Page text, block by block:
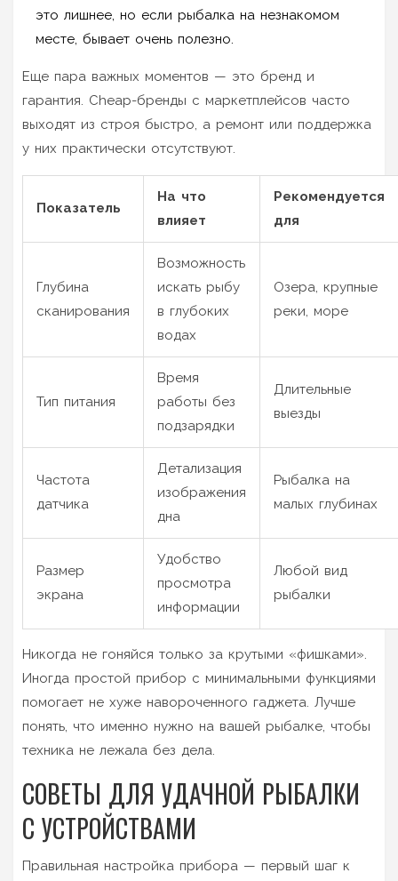
это лишнее, но если рыбалка на незнакомом
месте, бывает очень полезно.
Еще пара важных моментов — это бренд и
гарантия. Cheap-бренды с маркетплейсов часто
выходят из строя быстро, а ремонт или поддержка
у них практически отсутствуют.
Показатель
На что
влияет
Рекомендуется
для
Глубина
сканирования
Возможность
искать рыбу
в глубоких
водах
Озера, крупные
реки, море
Тип питания
Время
работы без
подзарядки
Длительные
выезды
Частота
датчика
Детализация
изображения
дна
Рыбалка на
малых глубинах
Размер
экрана
Удобство
просмотра
информации
Любой вид
рыбалки
Никогда не гоняйся только за крутыми «фишками».
Иногда простой прибор с минимальными функциями
помогает не хуже навороченного гаджета. Лучше
понять, что именно нужно на вашей рыбалке, чтобы
техника не лежала без дела.
СОВЕТЫ ДЛЯ УДАЧНОЙ РЫБАЛКИ
С УСТРОЙСТВАМИ
Правильная настройка прибора — первый шаг к